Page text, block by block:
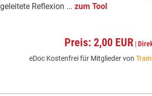
Reflexion ... zum Tool
Preis: 2,00 EUR |
eDoc Kostenfrei für Mitglieder von